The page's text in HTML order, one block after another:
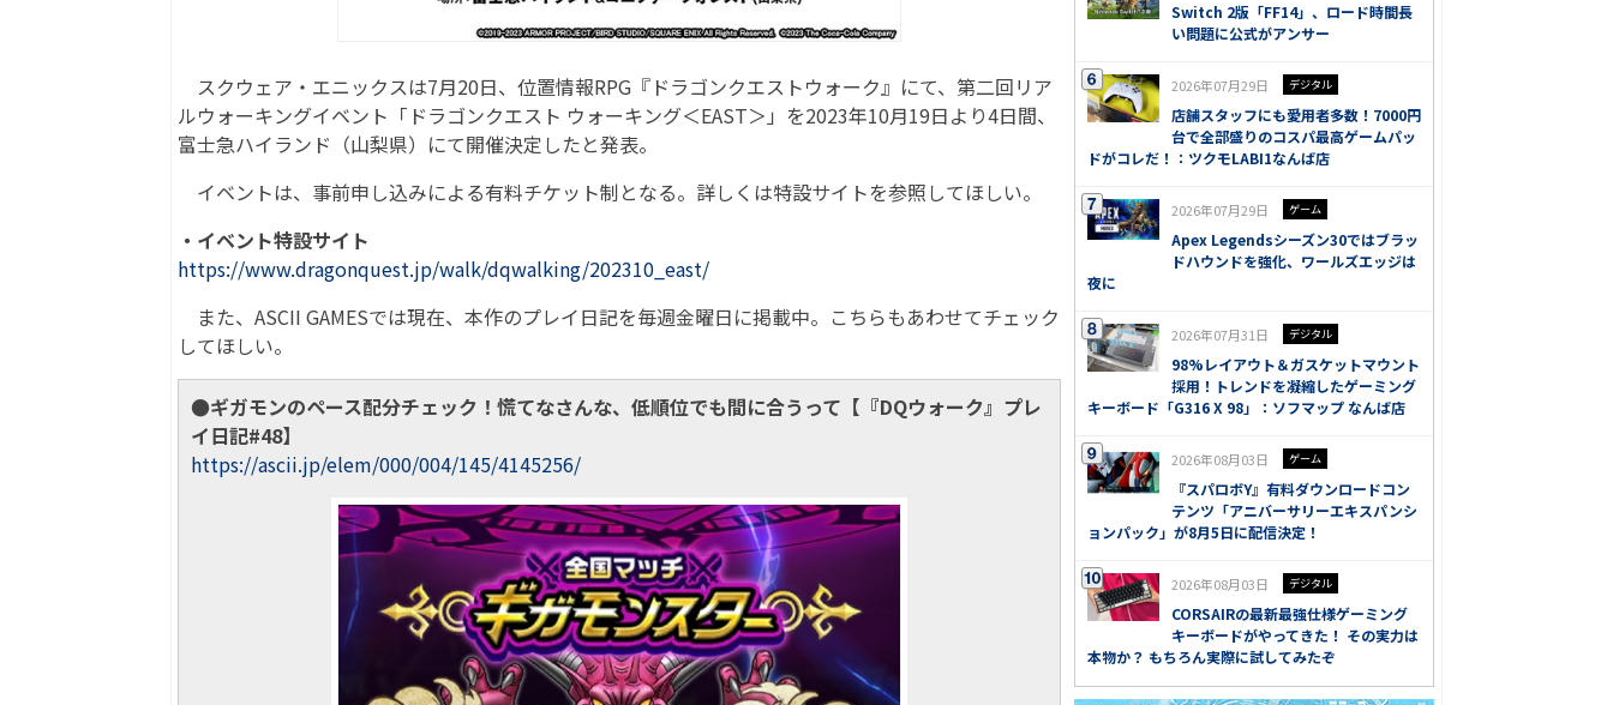
スクウェア・エニックスは7月20日、位置情報RPG『ドラゴンクエストウォーク』にて、第二回リア
ルウォーキングイベント「ドラゴンクエスト ウォーキング＜EAST＞」を2023年10月19日より4日間、
富士急ハイランド（山梨県）にて開催決定したと発表。
イベントは、事前申し込みによる有料チケット制となる。詳しくは特設サイトを参照してほしい。
・イベント特設サイト
https://www.dragonquest.jp/walk/dqwalking/202310_east/
また、ASCII GAMESでは現在、本作のプレイ日記を毎週金曜日に掲載中。こちらもあわせてチェック
してほしい。
●ギガモンのペース配分チェック！慌てなさんな、低順位でも間に合うって【『DQウォーク』プレ
イ日記#48】
https://ascii.jp/elem/000/004/145/4145256/
Switch 2版「FF14」、ロード時間長
い問題に公式がアンサー
2026年07月29日 デジタル
店舗スタッフにも愛用者多数！7000円
台で全部盛りのコスパ最高ゲームパッ
ドがコレだ！：ツクモLABI1なんば店
2026年07月29日 ゲーム
Apex Legendsシーズン30ではブラッ
ドハウンドを強化、ワールズエッジは
夜に
2026年07月31日 デジタル
98%レイアウト＆ガスケットマウント
採用！トレンドを凝縮したゲーミング
キーボード「G316 X 98」：ソフマップ なんば店
2026年08月03日 ゲーム
『スパロボY』有料ダウンロードコン
テンツ「アニバーサリーエキスパンシ
ョンパック」が8月5日に配信決定！
2026年08月03日 デジタル
CORSAIRの最新最強仕様ゲーミング
キーボードがやってきた！ その実力は
本物か？ もちろん実際に試してみたぞ